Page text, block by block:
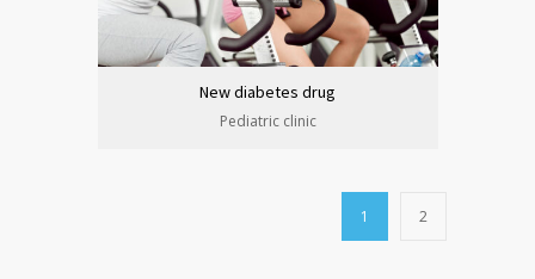
New diabetes drug
Pediatric clinic
1 2